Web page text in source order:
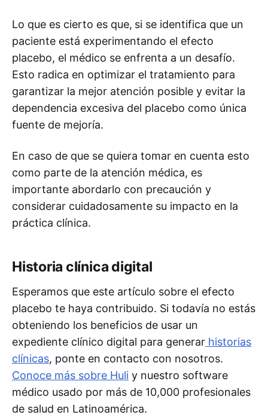
Lo que es cierto es que, si se identifica que un
paciente está experimentando el efecto
placebo, el médico se enfrenta a un desafío.
Esto radica en optimizar el tratamiento para
garantizar la mejor atención posible y evitar la
dependencia excesiva del placebo como única
fuente de mejoría.
En caso de que se quiera tomar en cuenta esto
como parte de la atención médica, es
importante abordarlo con precaución y
considerar cuidadosamente su impacto en la
práctica clínica.
Historia clínica digital
Esperamos que este artículo sobre el efecto
placebo te haya contribuido. Si todavía no estás
obteniendo los beneficios de usar un
expediente clínico digital para generar historias
clínicas, ponte en contacto con nosotros.
Conoce más sobre Huli y nuestro software
médico usado por más de 10,000 profesionales
de salud en Latinoamérica.